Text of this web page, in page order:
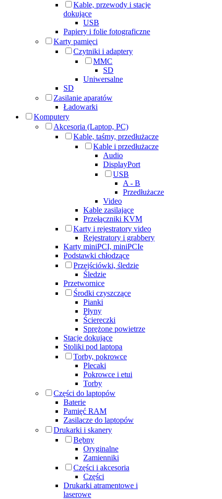
Kable, przewody i stacje
dokujące
USB
Papiery i folie fotograficzne
Karty pamięci
Czytniki i adaptery
MMC
SD
Uniwersalne
SD
Zasilanie aparatów
Ładowarki
Komputery
Akcesoria (Laptop, PC)
Kable, taśmy, przedłużacze
Kable i przedłużacze
Audio
DisplayPort
USB
A - B
Przedłużacze
Video
Kable zasilające
Przełączniki KVM
Karty i rejestratory video
Rejestratory i grabbery
Karty miniPCI, miniPCIe
Podstawki chłodzące
Przejściówki, śledzie
Śledzie
Przetwornice
Środki czyszczące
Pianki
Płyny
Ściereczki
Sprężone powietrze
Stacje dokujące
Stoliki pod laptopa
Torby, pokrowce
Plecaki
Pokrowce i etui
Torby
Części do laptopów
Baterie
Pamięć RAM
Zasilacze do laptopów
Drukarki i skanery
Bębny
Oryginalne
Zamienniki
Części i akcesoria
Części
Drukarki atramentowe i
laserowe